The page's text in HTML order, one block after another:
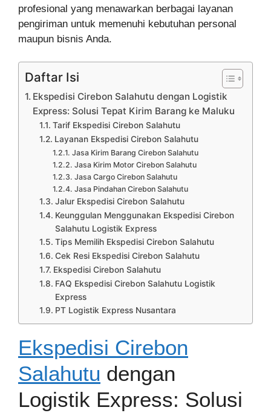
profesional yang menawarkan berbagai layanan
pengiriman untuk memenuhi kebutuhan personal
maupun bisnis Anda.
Daftar Isi
Ekspedisi Cirebon Salahutu dengan Logistik
Express: Solusi Tepat Kirim Barang ke Maluku
Tarif Ekspedisi Cirebon Salahutu
Layanan Ekspedisi Cirebon Salahutu
Jasa Kirim Barang Cirebon Salahutu
Jasa Kirim Motor Cirebon Salahutu
Jasa Cargo Cirebon Salahutu
Jasa Pindahan Cirebon Salahutu
Jalur Ekspedisi Cirebon Salahutu
Keunggulan Menggunakan Ekspedisi Cirebon
Salahutu Logistik Express
Tips Memilih Ekspedisi Cirebon Salahutu
Cek Resi Ekspedisi Cirebon Salahutu
Ekspedisi Cirebon Salahutu
FAQ Ekspedisi Cirebon Salahutu Logistik
Express
PT Logistik Express Nusantara
Ekspedisi Cirebon
Salahutu dengan
Logistik Express: Solusi